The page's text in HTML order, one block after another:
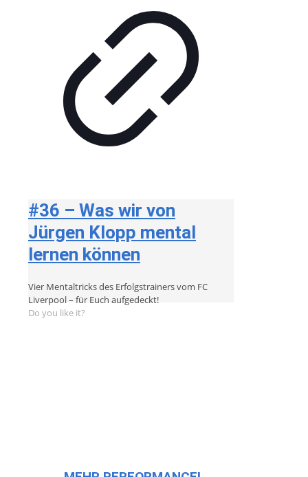
#36 – Was wir von
Jürgen Klopp mental
lernen können
Vier Mentaltricks des Erfolgstrainers vom FC
Liverpool – für Euch aufgedeckt!
Do you like it?